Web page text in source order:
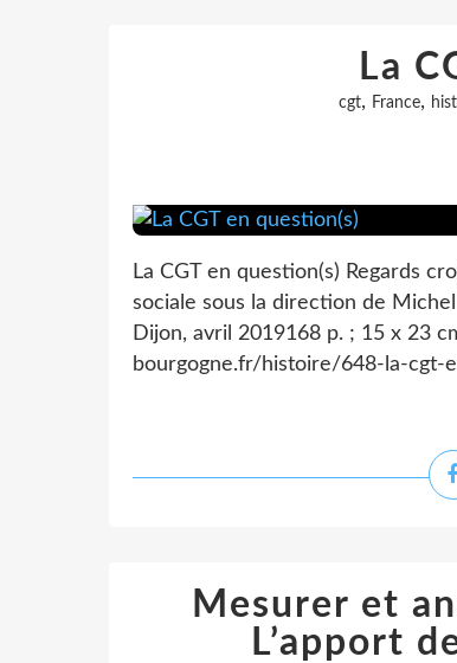
La
cgt, France,
La CGT en question(s) Regards
sociale sous la direction de
Dijon, avril 2019168 p. ; 15 x 23
bourgogne.fr/histoire/648-la-cgt-
Mesurer et
L’apport